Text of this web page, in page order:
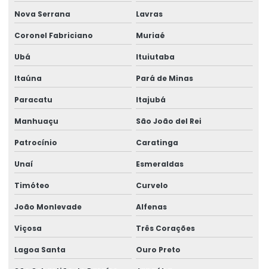
Impressão De Rótulos Adesivos
Impressão De Rótulos Adesivos Personalizados
Impressão Rápida De Rótulos Personalizados
Impressora Etiqueta Zebra
Impressora Termica
Impressora Térmica De Etiquetas
Impressora Térmica Etiqueta
Impressora Termica Zebra
Impressora Zebra
Nova Serrana Lavras
Coronel Fabriciano Muriaé
Ubá Ituiutaba
Itaúna Pará de Minas
Paracatu Itajubá
Manhuaçu São João del Rei
Patrocínio Caratinga
Unaí Esmeraldas
Timóteo Curvelo
João Monlevade Alfenas
Viçosa Três Corações
Lagoa Santa Ouro Preto